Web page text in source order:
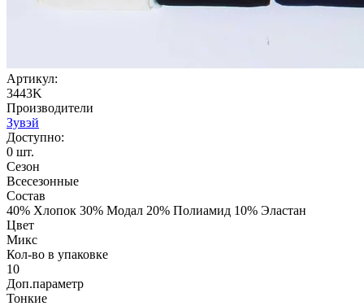
Артикул:
3443K
Производители
Зувэй
Доступно:
0 шт.
Сезон
Всесезонные
Состав
40% Хлопок 30% Модал 20% Полиамид 10% Эластан
Цвет
Микс
Кол-во в упаковке
10
Доп.параметр
Тонкие